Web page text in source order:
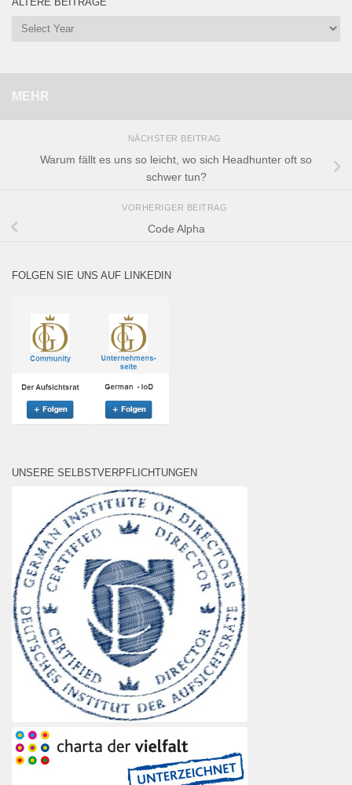
MEHR
NÄCHSTER BEITRAG
Warum fällt es uns so leicht, wo sich Headhunter oft so
schwer tun?
VORHERIGER BEITRAG
Code Alpha
FOLGEN SIE UNS AUF LINKEDIN
UNSERE SELBSTVERPFLICHTUNGEN